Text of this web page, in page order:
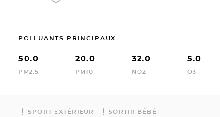
POLLUANTS PRINCIPAUX
50.0
PM2.5
20.0
PM10
32.0
NO2
5.0
O3
SPORT EXTÉRIEUR SORTIR BÉBÉ